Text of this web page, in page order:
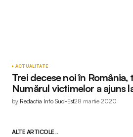
ACTUALITATE
Trei decese noi în România,
Numărul victimelor a ajuns
by Redactia Info Sud-Est28 martie 2020
ALTE ARTICOLE...